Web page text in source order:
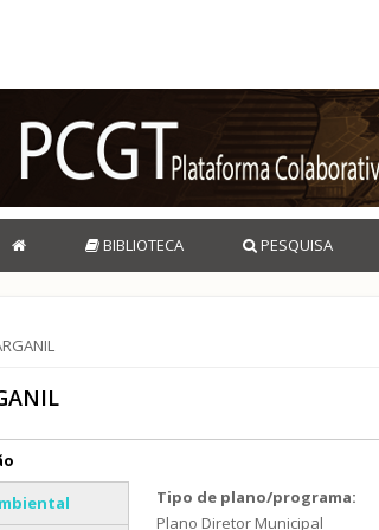
BIBLIOTECA PESQUISA
verticais
Tipo de plano/programa:
Plano Diretor Municipal